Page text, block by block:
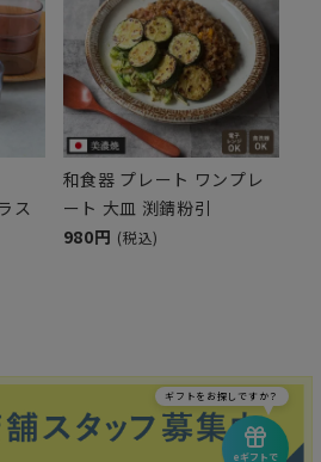
ス
和食器 プレート ワンプレ
ート 大皿 渕錆粉引
980円 (税込)
eギフトで
ギフトをお探しですか？